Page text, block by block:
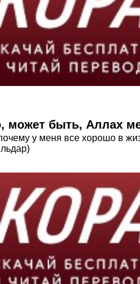
может быть, Аллах
у меня все хорошо в